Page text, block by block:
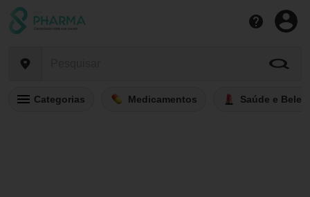
Categorias Medicamentos Saúde e